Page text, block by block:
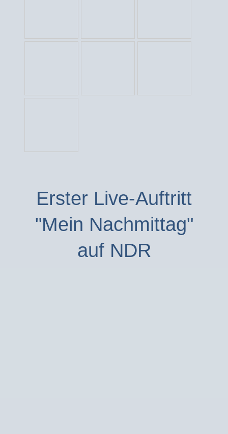
Erster Live-Auftritt
"Mein Nachmittag"
auf NDR